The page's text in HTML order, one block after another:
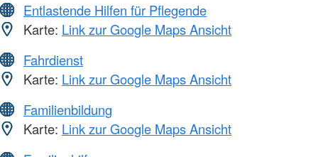
Entlastende Hilfen für Pflegende
Karte: Link zur Google Maps Ansicht
Fahrdienst
Karte: Link zur Google Maps Ansicht
Familienbildung
Karte: Link zur Google Maps Ansicht